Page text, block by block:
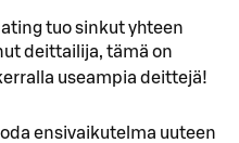
tuo sinkut yhteen
deittailija, tämä on
useampia deittejä!
ensivaikutelma uuteen